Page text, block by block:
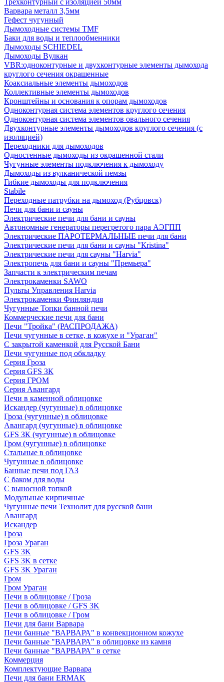
Трёхконтурный с изоляцией 50мм
Варвара металл 3,5мм
Гефест чугунный
Дымоходные системы TMF
Баки для воды и теплообменники
Дымоходы SCHIEDEL
Дымоходы Вулкан
VBR:одноконтурные и двухконтурные элементы дымохода
круглого сечения окрашенные
Коаксиальные элементы дымоходов
Коллективные элементы дымоходов
Кронштейны и основания к опорам дымоходов
Одноконтурная система элементов круглого сечения
Одноконтурная система элементов овального сечения
Двухконтурные элементы дымоходов круглого сечения (с
изоляцией)
Переходники для дымоходов
Одностенные дымоходы из окрашенной стали
Чугунные элементы подключения к дымоходу
Дымоходы из вулканической пемзы
Гибкие дымоходы для подключения
Stabile
Переходные патрубки на дымоход (Рубцовск)
Печи для бани и сауны
Электрические печи для бани и сауны
Автономные генераторы перегретого пара АЭГПП
Электрические ПАРОТЕРМАЛЬНЫЕ печи для бани
Электрические печи для бани и сауны "Кristina"
Электрические печи для сауны "Harvia"
Электропечь для бани и сауны "Премьера"
Запчасти к электрическим печам
Электрокаменки SAWO
Пульты Управления Harvia
Электрокаменки Финляндия
Чугунные Топки банной печи
Коммерческие печи для бани
Печи "Тройка" (РАСПРОДАЖА)
Печи чугунные в сетке, в кожухе и "Ураган"
С закрытой каменкой для Русской Бани
Печи чугунные под обкладку
Серия Гроза
Серия GFS ЗК
Серия ГРОМ
Серия Авангард
Печи в каменной облицовке
Искандер (чугунные) в облицовке
Гроза (чугунные) в облицовке
Авангард (чугунные) в облицовке
GFS ЗК (чугунные) в облицовке
Гром (чугунные) в облицовке
Стальные в облицовке
Чугунные в облицовке
Банные печи под ГАЗ
С баком для воды
С выносной топкой
Модульные кирпичные
Чугунные печи Технолит для русской бани
Авангард
Искандер
Гроза
Гроза Ураган
GFS 3K
GFS 3K в сетке
GFS 3K Ураган
Гром
Гром Ураган
Печи в облицовке / Гроза
Печи в облицовке / GFS 3K
Печи в облицовке / Гром
Печи для бани Варвара
Печи банные "ВАРВАРА" в конвекционном кожухе
Печи банные "ВАРВАРА" в облицовке из камня
Печи банные "ВАРВАРА" в сетке
Коммерция
Комплектующие Варвара
Печи для бани ERMAK